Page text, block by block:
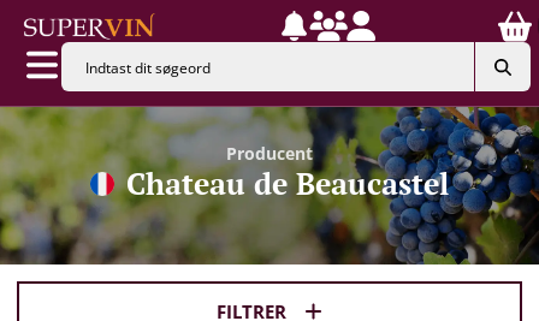
Producent
Chateau de Beaucastel
FILTRER